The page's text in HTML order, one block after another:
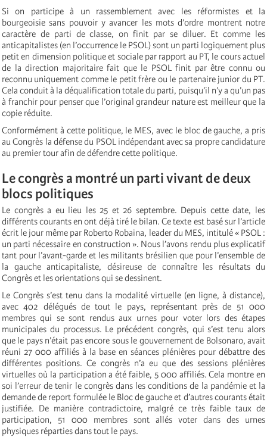
Si on participe à un rassemblement avec les réformistes et la
bourgeoisie sans pouvoir y avancer les mots d’ordre montrent notre
caractère de parti de classe, on finit par se diluer. Et comme les
anticapitalistes (en l’occurrence le PSOL) sont un parti logiquement plus
petit en dimension politique et sociale par rapport au PT, le cours actuel
de la direction majoritaire fait que le PSOL finit par être connu ou
reconnu uniquement comme le petit frère ou le partenaire junior du PT.
Cela conduit à la déqualification totale du parti, puisqu’il n’y a qu’un pas
à franchir pour penser que l’original grandeur nature est meilleur que la
copie réduite.
Conformément à cette politique, le MES, avec le bloc de gauche, a pris
au Congrès la défense du PSOL indépendant avec sa propre candidature
au premier tour afin de défendre cette politique.
Le congrès a montré un parti vivant de deux
blocs politiques
Le congrès a eu lieu les 25 et 26 septembre. Depuis cette date, les
différents courants en ont déjà tiré le bilan. Ce texte est basé sur l’article
écrit le jour même par Roberto Robaina, leader du MES, intitulé « PSOL :
un parti nécessaire en construction ». Nous l’avons rendu plus explicatif
tant pour l’avant-garde et les militants brésilien que pour l’ensemble de
la gauche anticapitaliste, désireuse de connaître les résultats du
Congrès et les orientations qui se dessinent.
Le Congrès s’est tenu dans la modalité virtuelle (en ligne, à distance),
avec 402 délégués de tout le pays, représentant près de 51 000
membres qui se sont rendus aux urnes pour voter lors des étapes
municipales du processus. Le précédent congrès, qui s’est tenu alors
que le pays n’était pas encore sous le gouvernement de Bolsonaro, avait
réuni 27 000 affiliés à la base en séances plénières pour débattre des
différentes positions. Ce congrès n’a eu que des sessions plénières
virtuelles où la participation a été faible, 5 000 affiliés. Cela montre en
soi l’erreur de tenir le congrès dans les conditions de la pandémie et la
demande de report formulée le Bloc de gauche et d’autres courants était
justifiée. De manière contradictoire, malgré ce très faible taux de
participation, 51 000 membres sont allés voter dans des urnes
physiques réparties dans tout le pays.